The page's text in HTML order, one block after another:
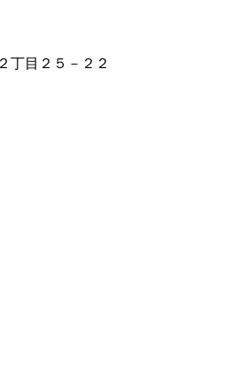
丁目２５－２２